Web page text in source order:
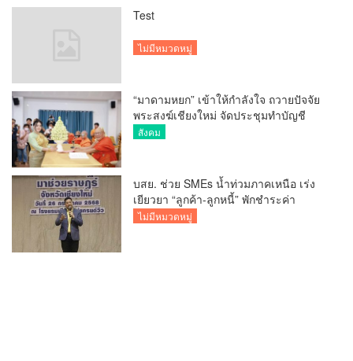
Test
ไม่มีหมวดหมู่
“มาดามหยก” เข้าให้กำลังใจ ถวายปัจจัย
พระสงฆ์เชียงใหม่ จัดประชุมทำบัญชี
รายรับรายจ่ายของวัด กว่า 300 รูป ที่วัด
สังคม
บสย. ช่วย SMEs น้ำท่วมภาคเหนือ เร่ง
เยียวยา “ลูกค้า-ลูกหนี้” พักชำระค่า
ธรรมเนียม-ค่างวด
ไม่มีหมวดหมู่